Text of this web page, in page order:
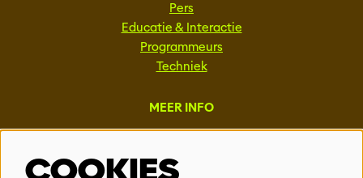
Pers
Educatie & Interactie
Programmeurs
Techniek
MEER INFO
Vacatures